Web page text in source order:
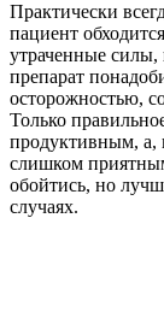
Практически
пациент
утраченные силы,
препарат
осторожностью,
Только
продуктивным, а,
слишком
обойтись, но
случаях.